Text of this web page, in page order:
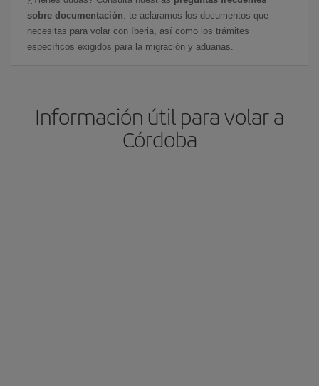
sobre documentación: te aclaramos los documentos que
necesitas para volar con Iberia, así como los trámites
específicos exigidos para la migración y aduanas.
Información útil para volar a
Córdoba